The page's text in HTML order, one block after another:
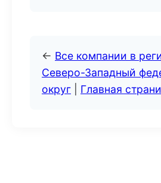
← Все компании в
Северо-Западный
округ
Главная